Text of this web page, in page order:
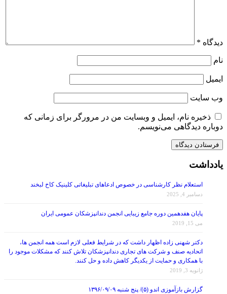
دیدگاه *
نام
ایمیل
وب‌ سایت
ذخیره نام، ایمیل و وبسایت من در مرورگر برای زمانی که
دوباره دیدگاهی می‌نویسم.
یادداشت
استعلام نظر کارشناسی در خصوص ادعاهای تبلیغاتی کلینیک کاخ لبخند
دسامبر 4, 2025
پایان هفدهمین دوره جامع زیبایی انجمن دندانپزشکان عمومی ایران
می 15, 2019
دکتر شهنی زاده اظهار داشت که در شرایط فعلی لازم است همه انجمن ها،
اتحادیه صنف و شرکت های تجاری دندانپزشکان تلاش کنند که مشکلات موجود را
با همکاری و حمایت از یکدیگر کاهش داده و حل کنند.
ژانویه 3, 2019
گزارش بازآموزی اندو (۵)/ پنج شنبه ۱۳۹۶/۰۹/۰۹